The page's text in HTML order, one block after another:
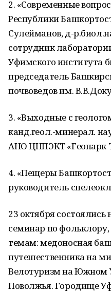
2. «Современные
Республики
Сулейманов, д-
сотрудник
Уфимского института
председатель
почвоведов им.
3. «Выходные с
канд.геол.-минерал.
АНО ЦНПЭКТ «Геопарк
4. «Пещеры
руководитель
23 октября
семинар по
темам: медоносная
путешественника на
Велотуризм на Южном
Поволжья. Городище